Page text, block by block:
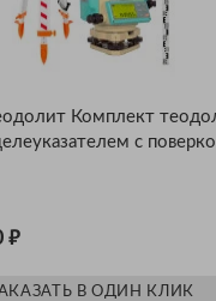
Комплект
с
₽
В ОДИН КЛИК